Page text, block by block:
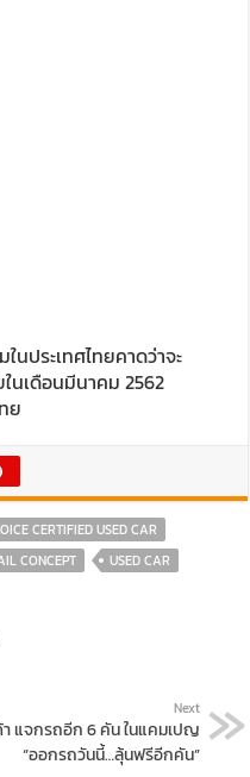
นประเทศไทยคาดว่าจะ
นเดือนมีนาคม 2562
ย
CERTIFIED USED CAR
CONCEPT USED CAR
Next
แจกรถอีก 6 คัน ในแคมเปญ
“ออกรถวันนี้…ลุ้นฟรีอีกคัน”